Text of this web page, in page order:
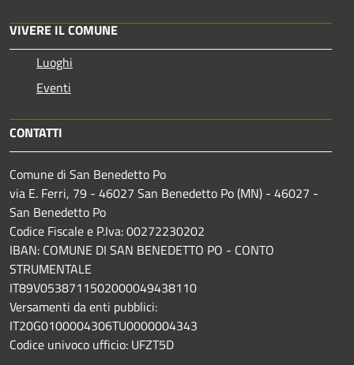
VIVERE IL COMUNE
Luoghi
Eventi
CONTATTI
Comune di San Benedetto Po
via E. Ferri, 79 - 46027 San Benedetto Po (MN) - 46027 -
San Benedetto Po
Codice Fiscale e P.Iva: 00272230202
IBAN: COMUNE DI SAN BENEDETTO PO - CONTO
STRUMENTALE
IT89V0538711502000049438110
Versamenti da enti pubblici:
IT20G0100004306TU0000004343
Codice univoco ufficio: UFZT5D